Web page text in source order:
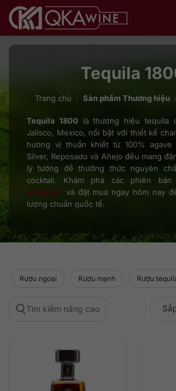
qua
dung
Tequila
Trang chủ / Sản phẩm Thương hiệu /
Tequila 1800 là thương hiệu tequila
Jalisco, Mexico, nổi bật với thiết kế
hương vị thuần khiết từ 100% agave
Silver, Reposado và Añejo đều mang
lý tưởng để thưởng thức nguyên
cocktail. Khám phá các phiên
QKAWine và đặt mua ngay hôm nay
lượng chuẩn quốc tế.
Rượu ngoại Rượu mạnh Rượu
Tìm kiếm nâng cao